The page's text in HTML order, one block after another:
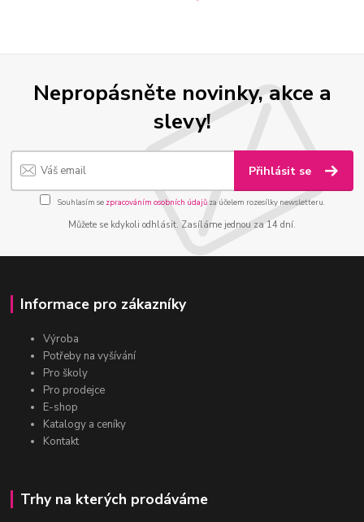
Nepropásněte novinky, akce a
slevy!
Přihlásit se
Souhlasím se zpracováním osobních údajůza účelem rozesílky newsletteru.
Můžete se kdykoli odhlásit. Zasíláme jednou za 14 dní.
Informace pro zákazníky
Výroba
Potřeby na vyšívání
Pro školy
Pro prodejce
E-shop
Katalogy a ceníky
Kontakt
Trhy na kterých prodáváme